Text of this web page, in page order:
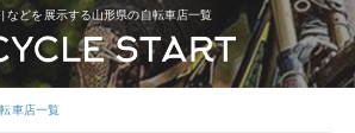
などを展示する山形県の自転車店一覧
車店一覧